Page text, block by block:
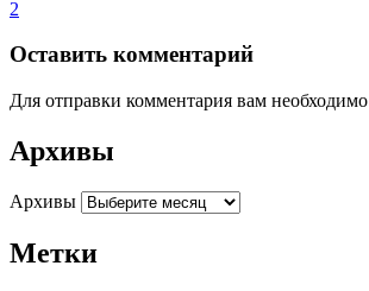
2
Оставить комментарий
Для отправки комментария вам необходимо
Архивы
Архивы
Метки